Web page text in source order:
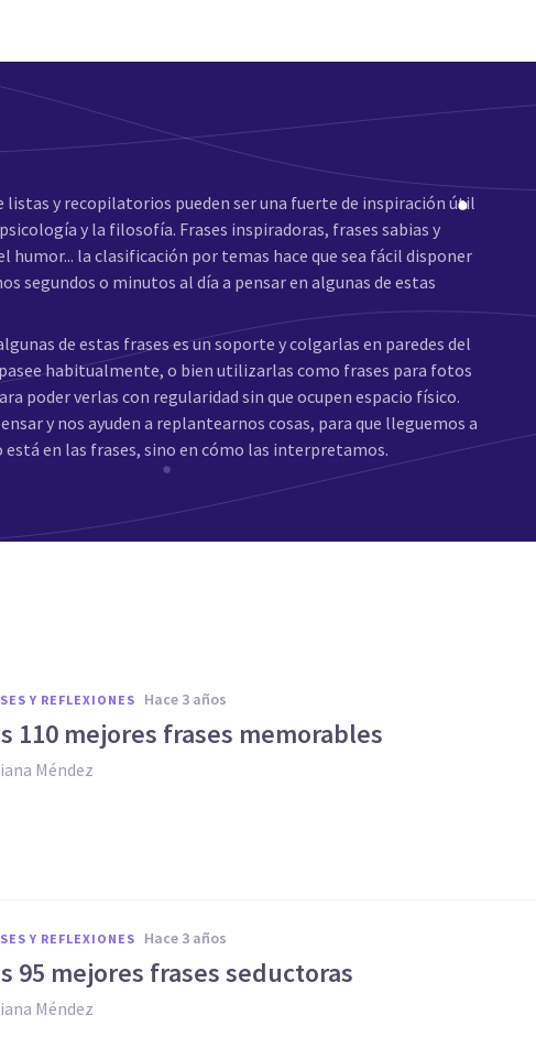
listas y recopilatorios pueden ser una fuerte de inspiración útil
y la filosofía. Frases inspiradoras, frases sabias y
la clasificación por temas hace que sea fácil disponer
segundos o minutos al día a pensar en algunas de estas
de estas frases es un soporte y colgarlas en paredes del
habitualmente, o bien utilizarlas como frases para fotos
poder verlas con regularidad sin que ocupen espacio físico.
y nos ayuden a replantearnos cosas, para que lleguemos a
en las frases, sino en cómo las interpretamos.
Y REFLEXIONES hace 3 años
110 mejores frases memorables
Méndez
Y REFLEXIONES hace 3 años
95 mejores frases seductoras
Méndez